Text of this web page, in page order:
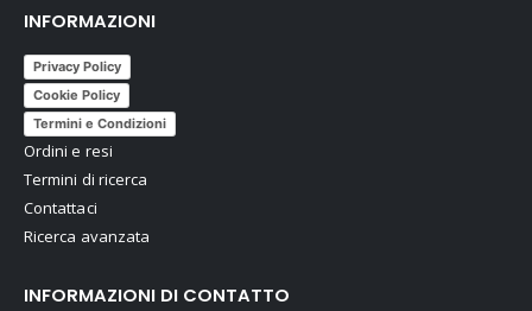
INFORMAZIONI
Privacy Policy
Cookie Policy
Termini e Condizioni
Ordini e resi
Termini di ricerca
Contattaci
Ricerca avanzata
INFORMAZIONI DI CONTATTO